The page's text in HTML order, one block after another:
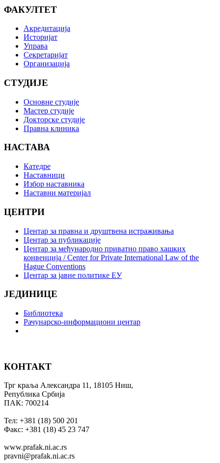
ФАКУЛТЕТ
Акредитација
Историјат
Управа
Секретаријат
Организација
СТУДИЈЕ
Основне студије
Мастер студије
Докторске студије
Правна клиника
НАСТАВА
Катедре
Наставници
Избор наставника
Наставни материјал
ЦЕНТРИ
Центар за правна и друштвена истраживања
Центар за публикације
Центар за међународно приватно право хашких
конвенција / Center for Private International Law of the
Hague Conventions
Центар за јавне политике ЕУ
ЈЕДИНИЦЕ
Библиотека
Рачунарско-информациони центар
КОНТАКТ
Трг краља Александра 11, 18105 Ниш,
Република Србија
ПАК: 700214
Тел: +381 (18) 500 201
Факс: +381 (18) 45 23 747
www.prafak.ni.ac.rs
pravni@prafak.ni.ac.rs